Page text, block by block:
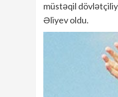
müstəqil
Əliyev oldu.